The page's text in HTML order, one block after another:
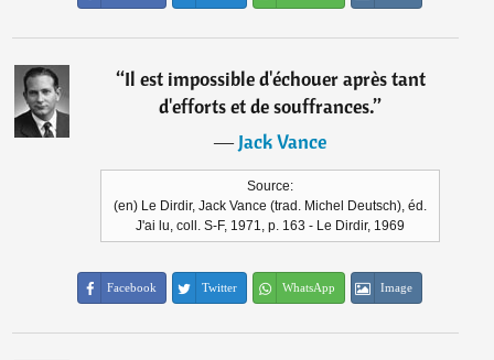
“Il est impossible d'échouer après tant
d'efforts et de souffrances.”
―Jack Vance
Source:
(en) Le Dirdir, Jack Vance (trad. Michel Deutsch), éd.
J'ai lu, coll. S-F, 1971, p. 163 - Le Dirdir, 1969
Facebook Twitter WhatsApp Image